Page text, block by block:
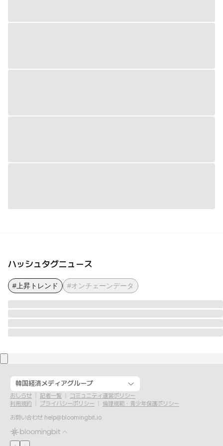
ハッシュタグニュース
#上昇トレンド #オンチェーンデータ
韓国経済メディアグループ
おしらせ 記者一覧
コミュニティ運営ポリシー
利用規約
プライバシーポリシー
倫理規範・青少年保護ポリシー
お問い合わせ help@bloomingbit.io